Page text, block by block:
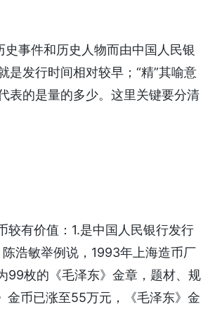
事件和历史人物而由中国人民银
是发行时间相对较早；“精”其喻意
表的是量的多少。这里关键要分清
有价值：1.是中国人民银行发行
浩敏举例说，1993年上海造币厂
99枚的《毛泽东》金章，题材、规
金币已涨至55万元，《毛泽东》金